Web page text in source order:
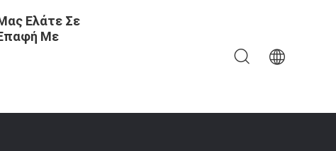
Ελάτε Σε
Με
Προ - Ολοκληρωμένη Συνέλευση 2.0mm